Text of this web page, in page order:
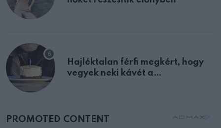
Hajléktalan férfi megkért, hogy
vegyek neki kávét a